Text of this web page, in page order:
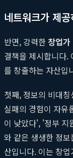
네트워크가 제
반면, 강력한 창업
결책을 제시합니다.
를 창출하는 자산입
첫째, 정보의 비대
실패의 경험이 자유
이 낮았다', '정부 지
와 같은 생생한 정
산입니다. 이는 창